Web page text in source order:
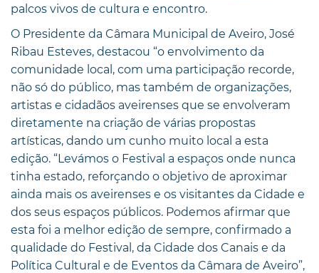
palcos vivos de cultura e encontro.
O Presidente da Câmara Municipal de Aveiro, José
Ribau Esteves, destacou “o envolvimento da
comunidade local, com uma participação recorde,
não só do público, mas também de organizações,
artistas e cidadãos aveirenses que se envolveram
diretamente na criação de várias propostas
artísticas, dando um cunho muito local a esta
edição. “Levámos o Festival a espaços onde nunca
tinha estado, reforçando o objetivo de aproximar
ainda mais os aveirenses e os visitantes da Cidade e
dos seus espaços públicos. Podemos afirmar que
esta foi a melhor edição de sempre, confirmado a
qualidade do Festival, da Cidade dos Canais e da
Política Cultural e de Eventos da Câmara de Aveiro”,